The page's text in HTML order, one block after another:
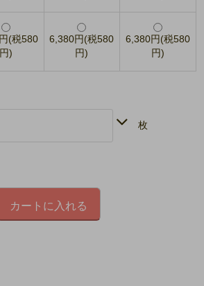
(税580
円)
6,380円(税580
円)
6,380円(税580
円)
枚
カートに入れる